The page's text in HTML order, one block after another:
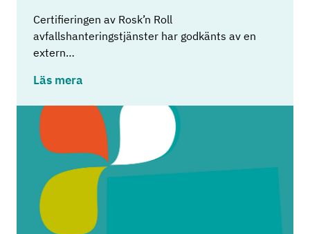
Certifieringen av Rosk’n Roll
avfallshanteringstjänster har godkänts av en
extern…
Läs mera